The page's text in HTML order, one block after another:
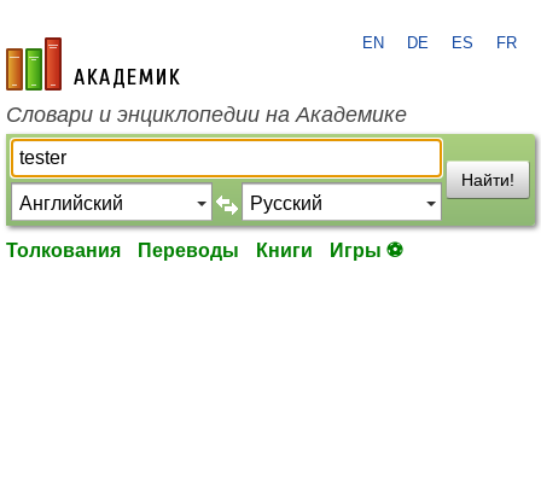
academic.ru
EN DE ES FR
Словари и энциклопедии на Академике
Найти!
Толкования Переводы Книги Игры ⚽